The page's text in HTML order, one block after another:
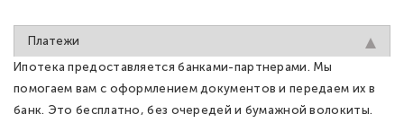
Платежи
Ипотека предоставляется банками-партнерами. Мы
помогаем вам с оформлением документов и передаем их в
банк. Это бесплатно, без очередей и бумажной волокиты.